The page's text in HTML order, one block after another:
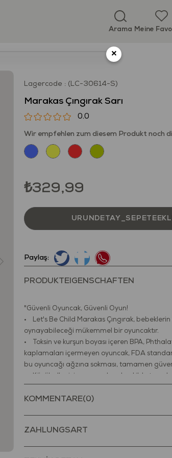
Arama Meine
Lagercode (LC-30614-S)
Marakas Çıngırak Sarı
0.0
Wir empfehlen zum diesem Produkt noch
₺329,99
Paylaş:
PRODUKTEIGENSCHAFTEN
"Güvenli Oyuncak, Güvenli Oyun!
• Let's Be Child Marakas Çıngırak,
oynayabileceği mükemmel bir oyuncaktır.
• Toksin ve kurşun boyası içeren BPA,
kaplamaları içermeyen oyuncak, FDA
bu oyuncağı ağzına sokması, tamamen
edebilirsiniz.
• Duyularını ve ince motor becerilerini
KOMMENTARE(0)
ZAHLUNGSART
×